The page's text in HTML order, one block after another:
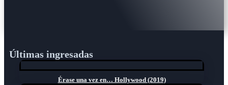
Últimas ingresadas
Érase una vez en… Hollywood (2019)